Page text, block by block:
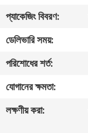
কারখানা
ভ্রমণ
মান
নিয়ন্ত্রণ
প্যাকেজিং বিবরণ:
ডেলিভারি সময়:
পরিশোধের শর্ত:
যোগানের ক্ষমতা:
লক্ষণীয় করা: